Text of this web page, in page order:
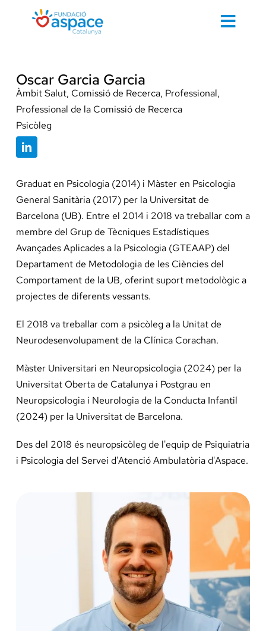
Oscar Garcia Garcia
Àmbit Salut, Comissió de Recerca, Professional,
Professional de la Comissió de Recerca
Psicòleg
Graduat en Psicologia (2014) i Màster en Psicologia
General Sanitària (2017) per la Universitat de
Barcelona (UB). Entre el 2014 i 2018 va treballar com a
membre del Grup de Tècniques Estadístiques
Avançades Aplicades a la Psicologia (GTEAAP) del
Departament de Metodologia de les Ciències del
Comportament de la UB, oferint suport metodològic a
projectes de diferents vessants.
El 2018 va treballar com a psicòleg a la Unitat de
Neurodesenvolupament de la Clínica Corachan.
Màster Universitari en Neuropsicologia (2024) per la
Universitat Oberta de Catalunya i Postgrau en
Neuropsicologia i Neurologia de la Conducta Infantil
(2024) per la Universitat de Barcelona.
Des del 2018 és neuropsicòleg de l'equip de Psiquiatria
i Psicologia del Servei d'Atenció Ambulatòria d'Aspace.